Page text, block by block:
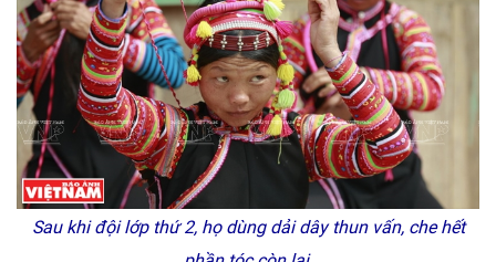
Sau khi đội lớp thứ 2, họ dùng dải dây thun vấn, che hết